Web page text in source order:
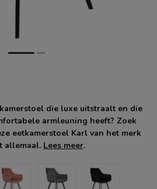
die luxe uitstraalt en die
armleuning heeft? Zoek
eetkamerstoel Karl van het merk
allemaal. Lees meer.